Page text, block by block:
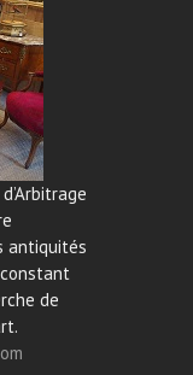
antiquités
de